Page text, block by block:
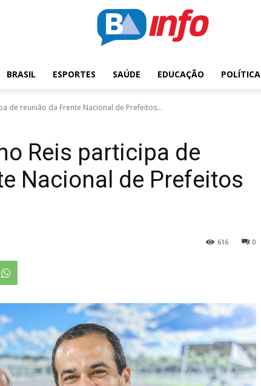
BRASIL ESPORTES SAÚDE EDUCAÇÃO POLÍTICA
de reunião da Frente Nacional de Prefeitos...
Reis participa de
Nacional de Prefeitos
0
616